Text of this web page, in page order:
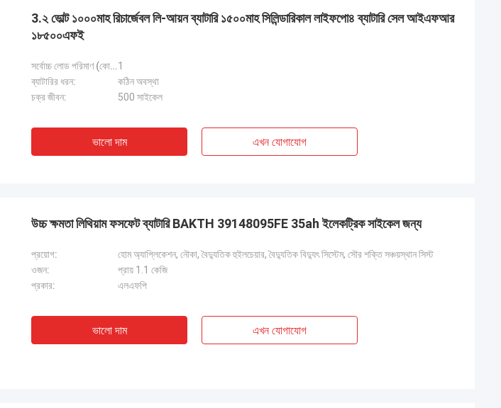
3.২ ভোল্ট ১০০০মাহ রিচার্জেবল লি-আয়ন ব্যাটারি ১৫০০মাহ সিলিন্ডারিকাল লাইফপো৪ ব্যাটারি সেল আইএফআর
১৮৫০০এফই
সর্বোচ্চ লোড পরিমাণ (কোষ):1
ব্যাটারির ধরন:
কঠিন অবস্থা
চক্র জীবন:
500 সাইকেল
ভালো দাম এখন যোগাযোগ
উচ্চ ক্ষমতা লিথিয়াম ফসফেট ব্যাটারি BAKTH 39148095FE 35ah ইলেকট্রিক সাইকেল জন্য
প্রয়োগ:
হোম অ্যাপ্লিকেশন, নৌকা, বৈদ্যুতিক হুইলচেয়ার, বৈদ্যুতিক বিদ্যুৎ সিস্টেম, সৌর শক্তি সঞ্চয়স্থান সিস্ট
ওজন:
প্রায় 1.1 কেজি
প্রকার:
এলএফপি
ভালো দাম এখন যোগাযোগ